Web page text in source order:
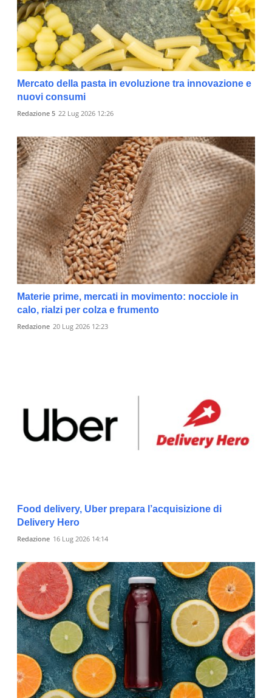
Mercato della pasta in evoluzione tra innovazione e
nuovi consumi
Redazione 5 22 Lug 2026 12:26
Materie prime, mercati in movimento: nocciole in
calo, rialzi per colza e frumento
Redazione 20 Lug 2026 12:23
Food delivery, Uber prepara l’acquisizione di
Delivery Hero
Redazione 16 Lug 2026 14:14